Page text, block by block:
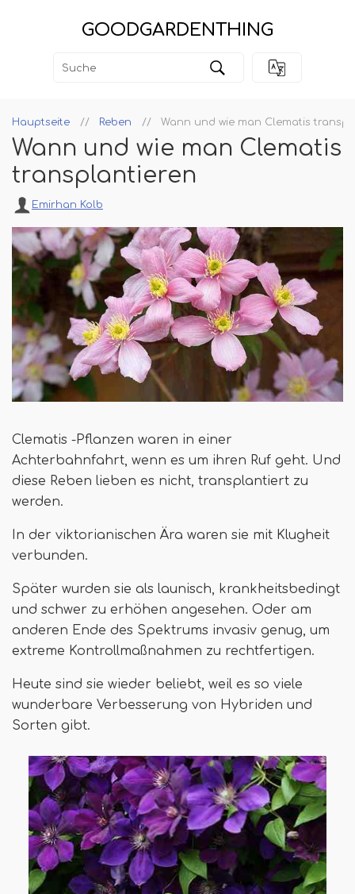
GOODGARDENTHING
Hauptseite Reben Wann und wie man Clematis
Wann und wie man Clematis
transplantieren
Emirhan Kolb
Clematis -Pflanzen waren in einer
Achterbahnfahrt, wenn es um ihren Ruf geht. Und
diese Reben lieben es nicht, transplantiert zu
werden.
In der viktorianischen Ära waren sie mit Klugheit
verbunden.
Später wurden sie als launisch, krankheitsbedingt
und schwer zu erhöhen angesehen. Oder am
anderen Ende des Spektrums invasiv genug, um
extreme Kontrollmaßnahmen zu rechtfertigen.
Heute sind sie wieder beliebt, weil es so viele
wunderbare Verbesserung von Hybriden und
Sorten gibt.